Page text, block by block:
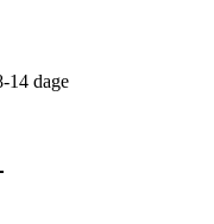
14 dage